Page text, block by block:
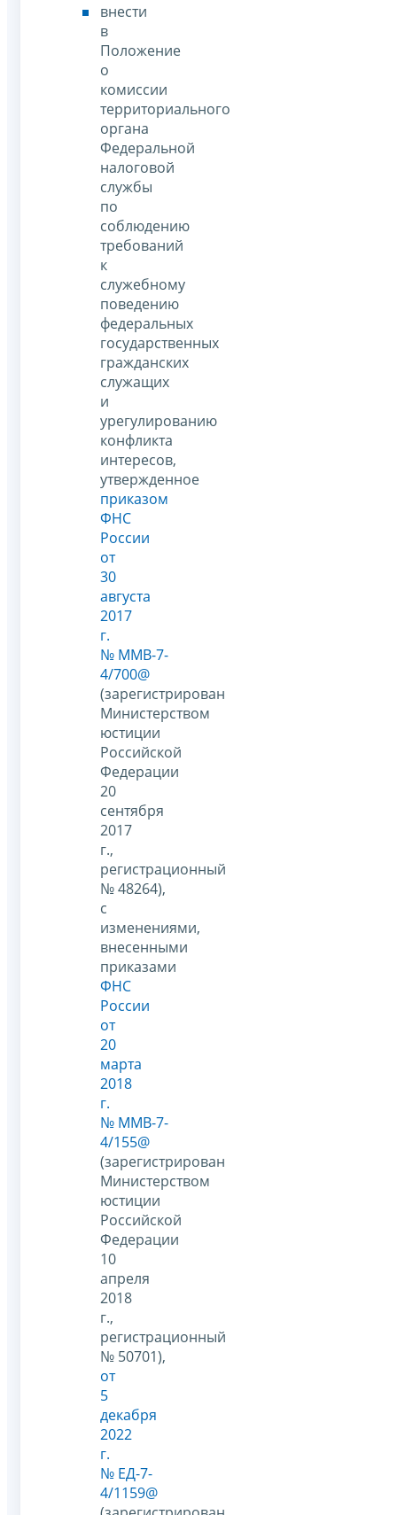
внести
в
Положение
о
комиссии
территориального
органа
Федеральной
налоговой
службы
по
соблюдению
требований
к
служебному
поведению
федеральных
государственных
гражданских
служащих
и
урегулированию
конфликта
интересов,
утвержденное
приказом
ФНС
России
от
30
августа
2017
г.
№ ММВ-7-
4/700@
(зарегистрирован
Министерством
юстиции
Российской
Федерации
20
сентября
2017
г.,
регистрационный
№ 48264),
с
изменениями,
внесенными
приказами
ФНС
России
от
20
марта
2018
г.
№ ММВ-7-
4/155@
(зарегистрирован
Министерством
юстиции
Российской
Федерации
10
апреля
2018
г.,
регистрационный
№ 50701),
от
5
декабря
2022
г.
№ ЕД-7-
4/1159@